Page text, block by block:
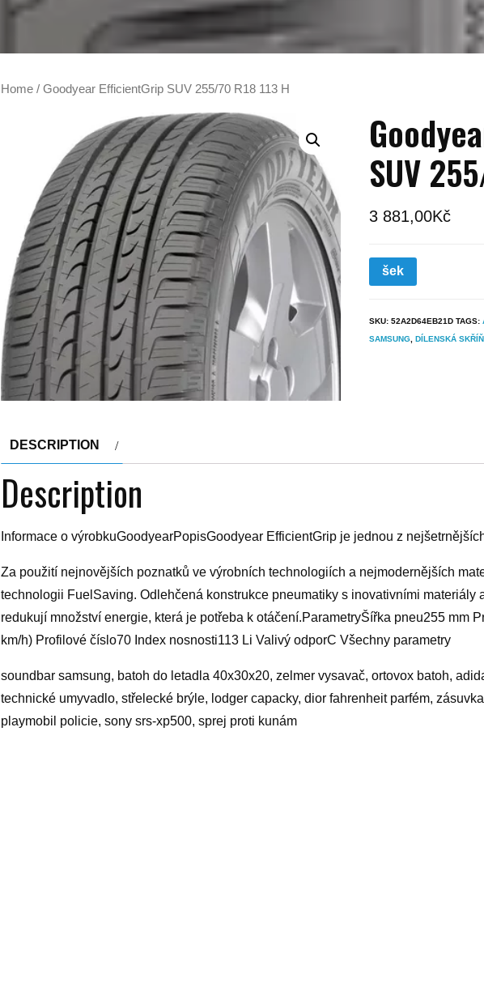
Home / Goodyear EfficientGrip SUV 255/70 R18 113 H
SUV
3 881,00Kč
šek
SKU: 52A2D64EB21D TAGS:
SAMSUNG, DÍLENSKÁ SKŘÍŇ
DESCRIPTION
Description
Informace o výrobkuGoodyearPopisGoodyear EfficientGrip je jednou z
Za použití nejnovějších poznatků ve výrobních technologiích a nejmodernějších
technologii FuelSaving. Odlehčená konstrukce pneumatiky s inovativními materiály
redukují množství energie, která je potřeba k otáčení.ParametryŠířka pneu255 mm
km/h) Profilové číslo70 Index nosnosti113 Li Valivý odporC Všechny parametry
soundbar samsung, batoh do letadla 40x30x20, zelmer vysavač, ortovox batoh,
technické umyvadlo, střelecké brýle, lodger capacky, dior fahrenheit parfém,
playmobil policie, sony srs-xp500, sprej proti kunám